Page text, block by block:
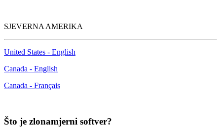
SJEVERNA AMERIKA
United States - English
Canada - English
Canada - Français
Što je zlonamjerni softver?